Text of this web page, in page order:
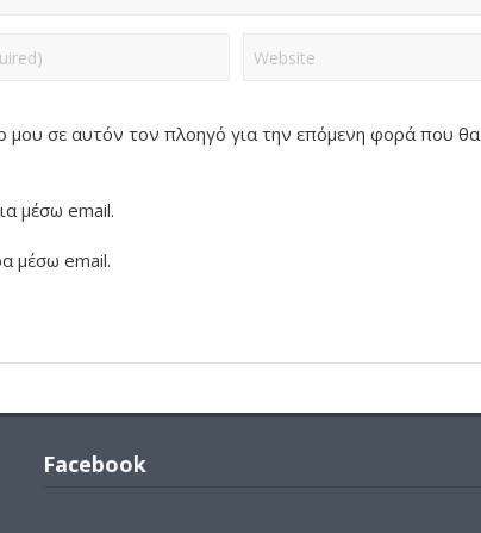
μου σε αυτόν τον πλοηγό για την επόμενη φορά που θα
μέσω email.
μέσω email.
Facebook